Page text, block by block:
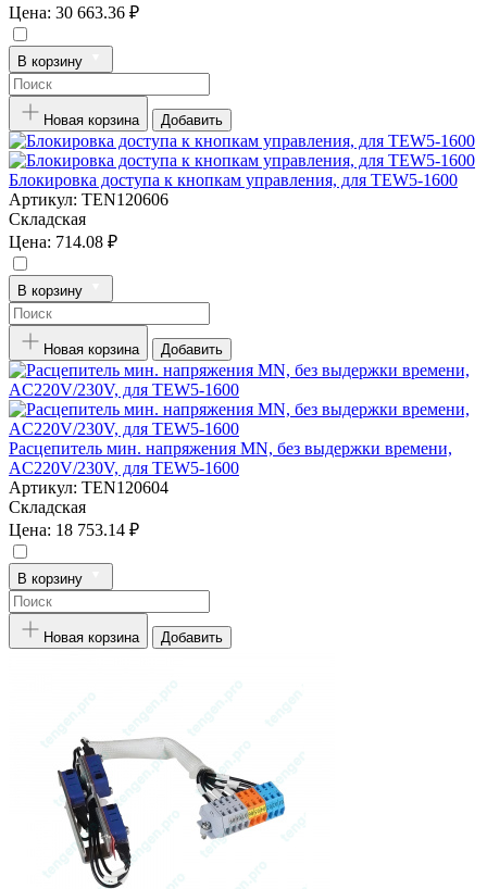
Цена: 30 663.36 ₽
В корзину
Новая корзина Добавить
Блокировка доступа к кнопкам управления, для TEW5-1600
Артикул: TEN120606
Складская
Цена: 714.08 ₽
В корзину
Новая корзина Добавить
Расцепитель мин. напряжения MN, без выдержки времени,
AC220V/230V, для TEW5-1600
Артикул: TEN120604
Складская
Цена: 18 753.14 ₽
В корзину
Новая корзина Добавить